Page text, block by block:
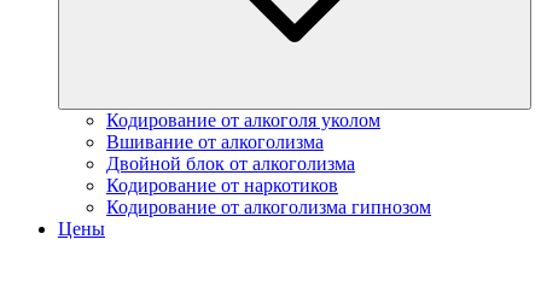
Кодирование от алкоголя уколом
Вшивание от алкоголизма
Двойной блок от алкоголизма
Кодирование от наркотиков
Кодирование от алкоголизма гипнозом
Цены